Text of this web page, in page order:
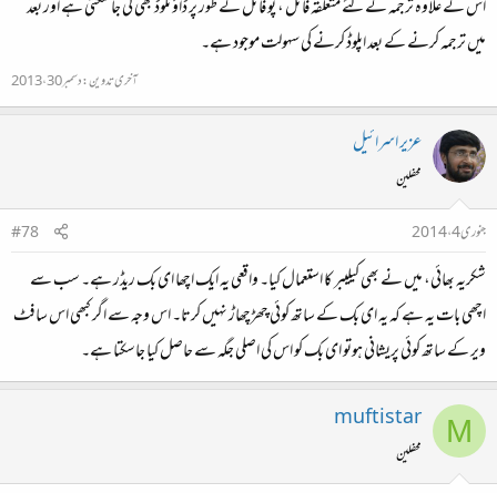
اس کے علاوہ ترجمہ کے لئے متعلقہ فائل ، پو فائل کے طور پر ڈاؤنلوڈ بھی کی جاسکتی ہے اور بعد
میں ترجمہ کرنے کے بعد اپلوڈ کرنے کی سہولت موجود ہے۔
آخری تدوین:دسمبر 30، 2013
عزیر اسرائیل
محفلین
جنوری 4، 2014
#78
شکریہ بھائی، میں نے بھی کیلیبر کا استعمال کیا۔ واقعی یہ ایک اچھا ای بک ریڈر ہے۔ سب سے
اچھی بات یہ ہے کہ یہ ای بک کے ساتھ کوئی چھڑچھاڑ نہیں کرتا۔ اس وجہ سے اگر کبھی اس سافٹ
ویر کے ساتھ کوئی پریشانی ہوتو ای بک کو اس کی اصلی جگہ سے حاصل کیا جاسکتا ہے۔
M
muftistar
محفلین